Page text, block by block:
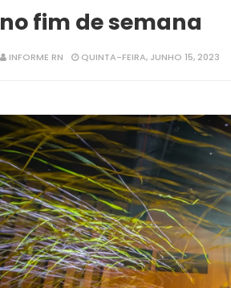
no fim de semana
INFORME RN QUINTA-FEIRA, JUNHO 15, 2023